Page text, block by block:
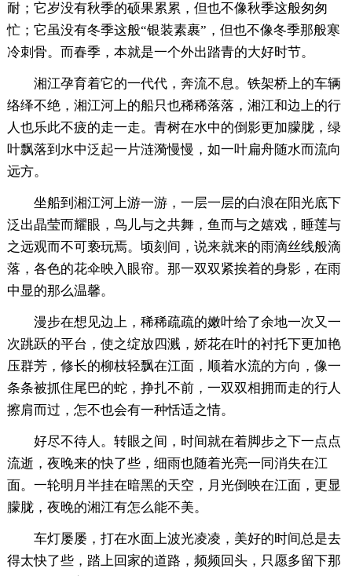
耐；它岁没有秋季的硕果累累，但也不像秋季这般匆匆
忙；它虽没有冬季这般“银装素裹”，但也不像冬季那般寒
冷刺骨。而春季，本就是一个外出踏青的大好时节。
湘江孕育着它的一代代，奔流不息。铁架桥上的车辆
络绎不绝，湘江河上的船只也稀稀落落，湘江和边上的行
人也乐此不疲的走一走。青树在水中的倒影更加朦胧，绿
叶飘落到水中泛起一片涟漪慢慢，如一叶扁舟随水而流向
远方。
坐船到湘江河上游一游，一层一层的白浪在阳光底下
泛出晶莹而耀眼，鸟儿与之共舞，鱼而与之嬉戏，睡莲与
之远观而不可亵玩焉。顷刻间，说来就来的雨滴丝线般滴
落，各色的花伞映入眼帘。那一双双紧挨着的身影，在雨
中显的那么温馨。
漫步在想见边上，稀稀疏疏的嫩叶给了余地一次又一
次跳跃的平台，使之绽放四溅，娇花在叶的衬托下更加艳
压群芳，修长的柳枝轻飘在江面，顺着水流的方向，像一
条条被抓住尾巴的蛇，挣扎不前，一双双相拥而走的行人
擦肩而过，怎不也会有一种恬适之情。
好尽不待人。转眼之间，时间就在着脚步之下一点点
流逝，夜晚来的快了些，细雨也随着光亮一同消失在江
面。一轮明月半挂在暗黑的天空，月光倒映在江面，更显
朦胧，夜晚的湘江有怎么能不美。
车灯屡屡，打在水面上波光凌凌，美好的时间总是去
得太快了些，踏上回家的道路，频频回头，只愿多留下那